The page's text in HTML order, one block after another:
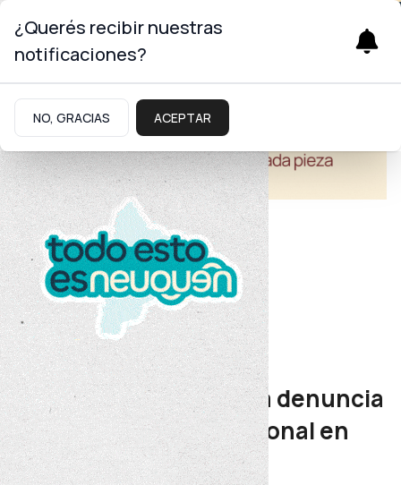
Educación
Educación
Provincia realizará una denuncia
por el incendio intencional en
una escuela
¿Querés recibir nuestras
notificaciones?
NO, GRACIAS ACEPTAR